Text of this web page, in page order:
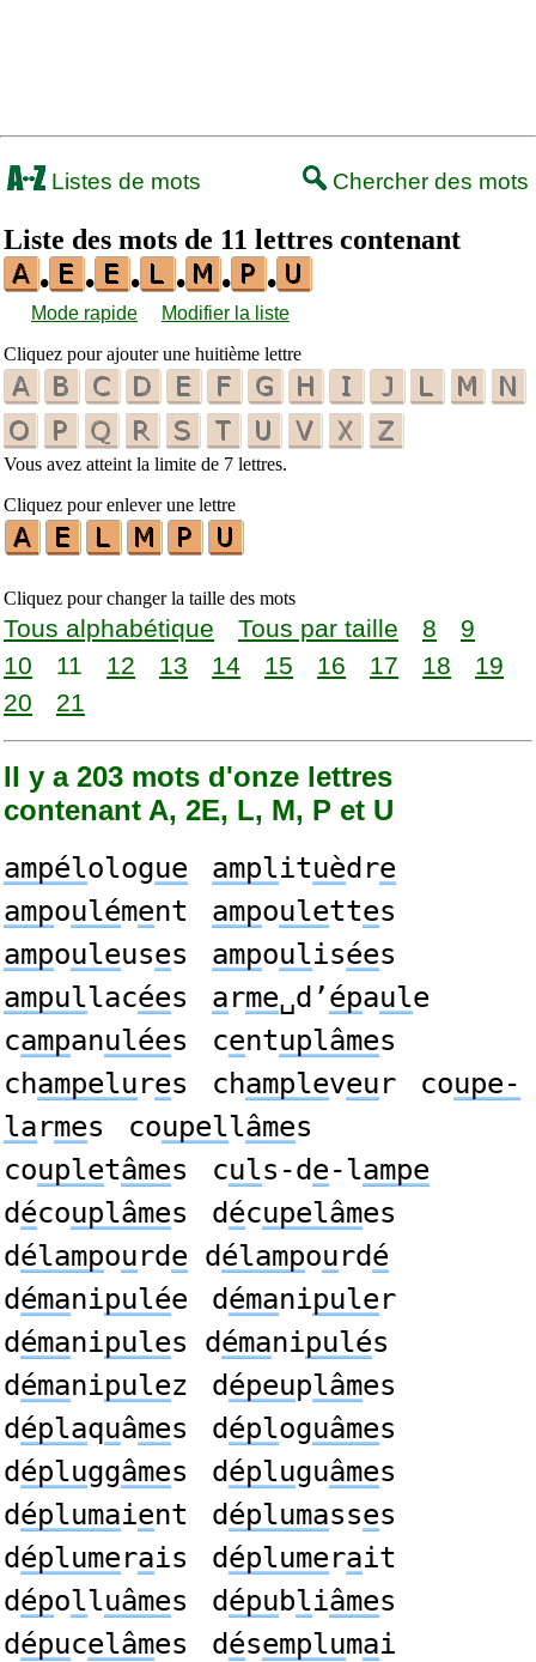
Listes de mots Chercher des mots
Liste des mots de 11 lettres contenant
•
• • • • •
Mode rapide
Modifier la liste
Cliquez pour ajouter une huitième lettre
Vous avez atteint la limite de 7 lettres.
Cliquez pour enlever une lettre
Cliquez pour changer la taille des mots
Tous alphabétique Tous par taille 8
9
10
11 12 13 14 15 16 17 18
19
20
21
Il y a 203 mots d'onze lettres
contenant A, 2E, L, M, P et U
ampélologue amplituèdre
ampoulément ampoulettes
ampouleuses ampoulisées
ampullacées arme␣d’épaule
campanulées centuplâmes
champelures champleveur coupe-
larmes coupellâmes
coupletâmes culs-de-lampe
découplâmes décupelâmes
délampourde délampourdé
démanipulée démanipuler
démanipules démanipulés
démanipulez dépeuplâmes
déplaquâmes déploguâmes
dépluggâmes dépluguâmes
déplumaient déplumasses
déplumerais déplumerait
dépolluâmes dépubliâmes
dépucelâmes désemplumai